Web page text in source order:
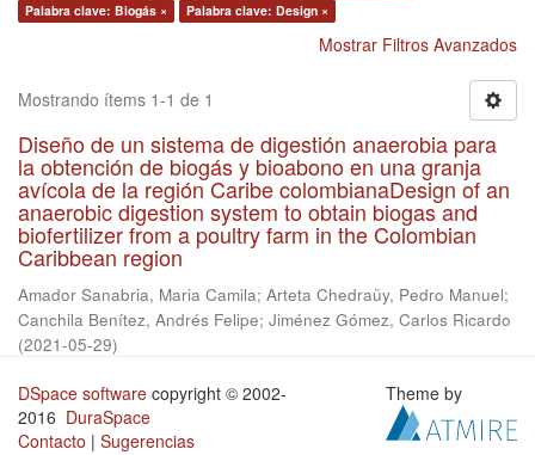
Palabra clave: Biogás ×
Palabra clave: Design ×
Mostrar Filtros Avanzados
Mostrando ítems 1-1 de 1
Diseño de un sistema de digestión anaerobia para
la obtención de biogás y bioabono en una granja
avícola de la región Caribe colombianaDesign of an
anaerobic digestion system to obtain biogas and
biofertilizer from a poultry farm in the Colombian
Caribbean region
Amador Sanabria, Maria Camila; Arteta Chedraüy, Pedro Manuel;
Canchila Benítez, Andrés Felipe; Jiménez Gómez, Carlos Ricardo
(2021-05-29)
DSpace software copyright © 2002-
2016 DuraSpace
Contacto | Sugerencias
Theme by